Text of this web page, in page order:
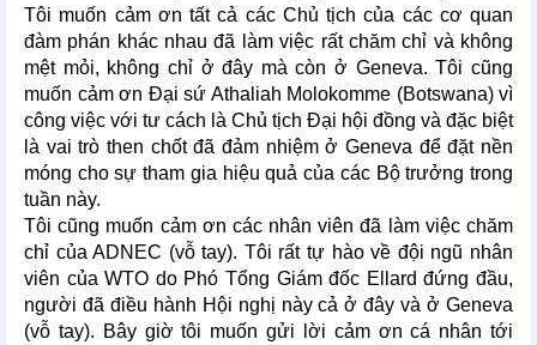
Tôi muốn cảm ơn tất cả các Chủ tịch của các cơ quan
đàm phán khác nhau đã làm việc rất chăm chỉ và không
mệt mỏi, không chỉ ở đây mà còn ở Geneva. Tôi cũng
muốn cảm ơn Đại sứ Athaliah Molokomme (Botswana) vì
công việc với tư cách là Chủ tịch Đại hội đồng và đặc biệt
là vai trò then chốt đã đảm nhiệm ở Geneva để đặt nền
móng cho sự tham gia hiệu quả của các Bộ trưởng trong
tuần này.
Tôi cũng muốn cảm ơn các nhân viên đã làm việc chăm
chỉ của ADNEC (vỗ tay). Tôi rất tự hào về đội ngũ nhân
viên của WTO do Phó Tổng Giám đốc Ellard đứng đầu,
người đã điều hành Hội nghị này cả ở đây và ở Geneva
(vỗ tay). Bây giờ tôi muốn gửi lời cảm ơn cá nhân tới